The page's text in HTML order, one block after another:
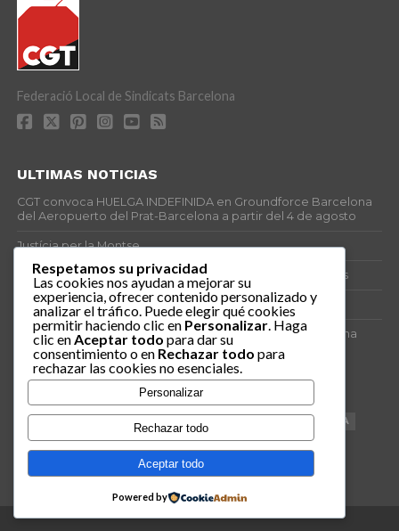
Federació Local de Sindicats Barcelona
ULTIMAS NOTICIAS
CGT convoca HUELGA INDEFINIDA en Groundforce Barcelona
del Aeropuerto del Prat-Barcelona a partir del 4 de agosto
Justícia per la Montse
25J – Día Mundial para la Prevención de los Ahogamientos
ERE encubierto en H&M Concentrix
Actes centrals 90 aniversari revolució social 1936. Programa
central i per dies. Materials de venda.
VAGA TELEMARKETING NETEJA
CONFERENCIA
DOCUMENTAL
SANITAT CATSALUT 061 ANTI-MWC
Respetamos su privacidad
Las cookies nos ayudan a mejorar su
experiencia, ofrecer contenido personalizado y
analizar el tráfico. Puede elegir qué cookies
permitir haciendo clic en Personalizar . Haga
clic en Aceptar todo para dar su
consentimiento o en Rechazar todo para
rechazar las cookies no esenciales.
Personalizar
Rechazar todo
Aceptar todo
Powered by